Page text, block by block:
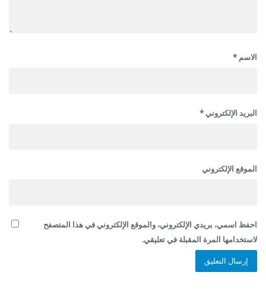
الاسم *
البريد الإلكتروني *
الموقع الإلكتروني
احفظ اسمي، بريدي الإلكتروني، والموقع الإلكتروني في هذا المتصفح
لاستخدامها المرة المقبلة في تعليقي.